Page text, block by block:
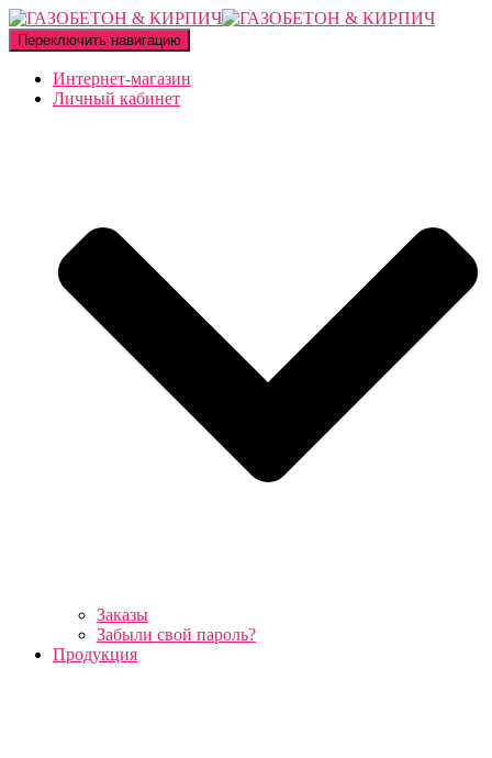
Переключить навигацию
Интернет-магазин
Личный кабинет
Заказы
Забыли свой пароль?
Продукция